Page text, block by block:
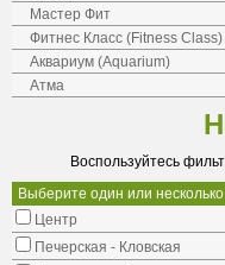
Мастер Фит
Фитнес Класс (Fitness Class)
Аквариум (Aquarium)
Атма
Воспользуйтесь
Выберите один или
Центр
Печерская - Кловская